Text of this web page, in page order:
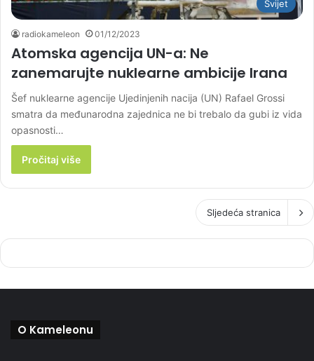
Svijet
radiokameleon 01/12/2023
Atomska agencija UN-a: Ne
zanemarujte nuklearne ambicije Irana
Šef nuklearne agencije Ujedinjenih nacija (UN) Rafael Grossi
smatra da međunarodna zajednica ne bi trebalo da gubi iz vida
opasnosti…
Pročitaj više
Sljedeća stranica
O Kameleonu